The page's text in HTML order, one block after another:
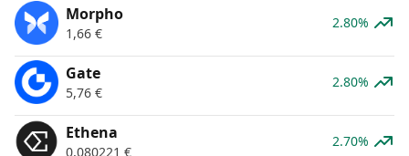
Morpho
1,66 €
2.80%
Gate
5,76 €
2.80%
Ethena
0,080221 €
2.70%